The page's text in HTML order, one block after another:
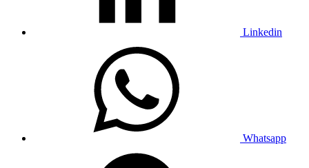
Linkedin
Whatsapp